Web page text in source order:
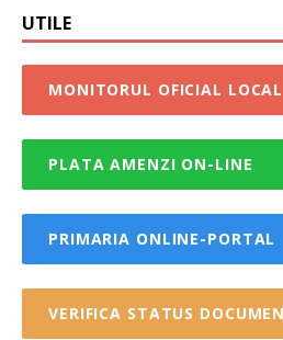
UTILE
MONITORUL OFICIAL LOCAL
PLATA AMENZI ON-LINE
PRIMARIA ONLINE-PORTAL
VERIFICA STATUS